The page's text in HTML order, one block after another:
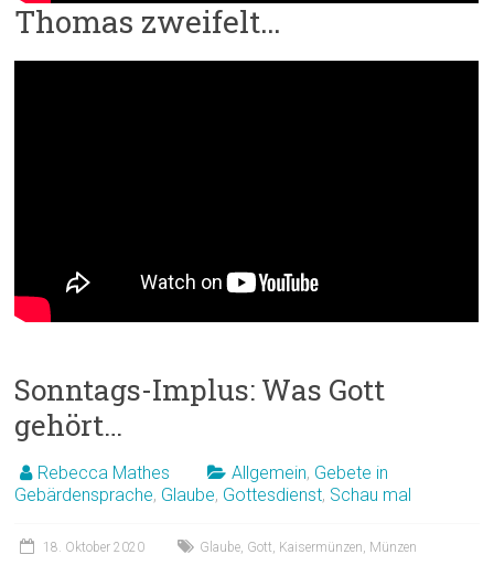
Thomas zweifelt…
Sonntags-Implus: Was Gott
gehört…
Rebecca Mathes Allgemein, Gebete in
Gebärdensprache, Glaube, Gottesdienst, Schau mal
18. Oktober 2020 Glaube Gott Kaisermünzen Münzen